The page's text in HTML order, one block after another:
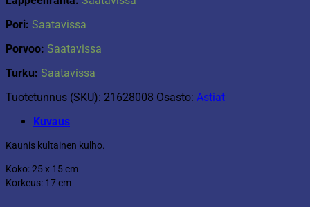
Pori: Saatavissa
Porvoo: Saatavissa
Turku: Saatavissa
Tuotetunnus (SKU): 21628008 Osasto: Astiat
Kuvaus
Kaunis kultainen kulho.
Koko: 25 x 15 cm
Korkeus: 17 cm